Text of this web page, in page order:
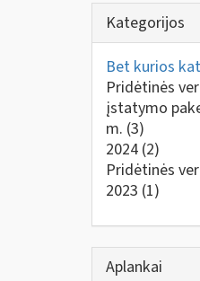
Kategorijos
Bet kurios
Pridėtinės
įstatymo
m. (3)
2024 (2)
Pridėtinės
2023 (1)
Aplankai